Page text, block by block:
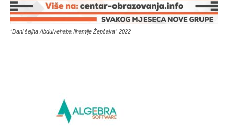
“Dani šejha Abdulvehaba Ilhamije Žepčaka” 2022